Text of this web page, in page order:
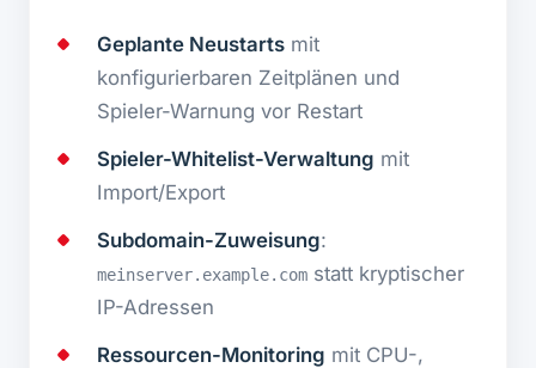
Geplante Neustarts mit
konfigurierbaren Zeitplänen und
Spieler-Warnung vor Restart
Spieler-Whitelist-Verwaltung mit
Import/Export
Subdomain-Zuweisung:
meinserver.example.com statt kryptischer
IP-Adressen
Ressourcen-Monitoring mit CPU-,